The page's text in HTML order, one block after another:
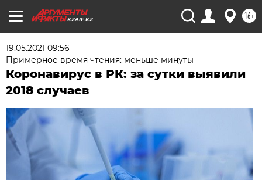
KZAIF.KZ 16+
19.05.2021 09:56
Примерное время чтения: меньше минуты
Коронавирус в РК: за сутки выявили
2018 случаев